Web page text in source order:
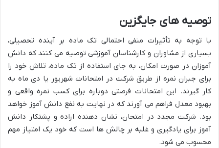
توصیه های جایگزین
با توجه به تأثیرات منفی احتمالی تک ماده بر آینده تحصیلی،
بسیاری از مشاوران و کارشناسان آموزشی توصیه می کنند که دانش
آموزان در صورت امکان، به جای استفاده از تک ماده، تلاش خود را
برای جبران نمره از طریق شرکت در امتحانات شهریور یا دی ماه به
کار گیرند. این امتحانات فرصتی دوباره برای کسب نمره واقعی و
بهبود معدل فراهم می آورند که در نهایت به نفع دانش آموز خواهد
بود. شرکت مجدد در امتحان، نشان دهنده اراده و پشتکار دانش
آموز برای یادگیری و غلبه بر چالش ها است که خود یک امتیاز مهم
محسوب می شود.